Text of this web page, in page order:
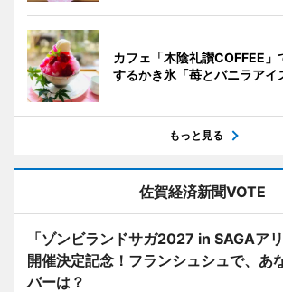
カフェ「木陰礼讃COFFEE」
するかき氷「苺とバニラアイ
もっと見る
佐賀経済新聞VOTE
「ゾンビランドサガ2027 in SAGAア
開催決定記念！フランシュシュで、あ
バーは？